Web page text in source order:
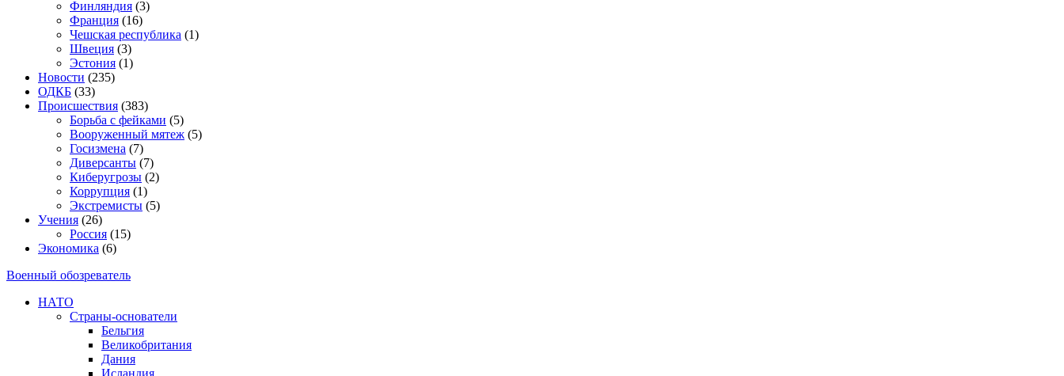
Финляндия (3)
Франция (16)
Чешская республика (1)
Швеция (3)
Эстония (1)
Новости (235)
ОДКБ (33)
Происшествия (383)
Борьба с фейками (5)
Вооруженный мятеж (5)
Госизмена (7)
Диверсанты (7)
Киберугрозы (2)
Коррупция (1)
Экстремисты (5)
Учения (26)
Россия (15)
Экономика (6)
Военный обозреватель
НАТО
Страны-основатели
Бельгия
Великобритания
Дания